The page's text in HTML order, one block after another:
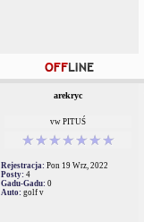
arekryc
vw PITUŚ
Rejestracja: Pon 19 Wrz, 2022
Posty: 4
Gadu-Gadu: 0
Auto: golf v